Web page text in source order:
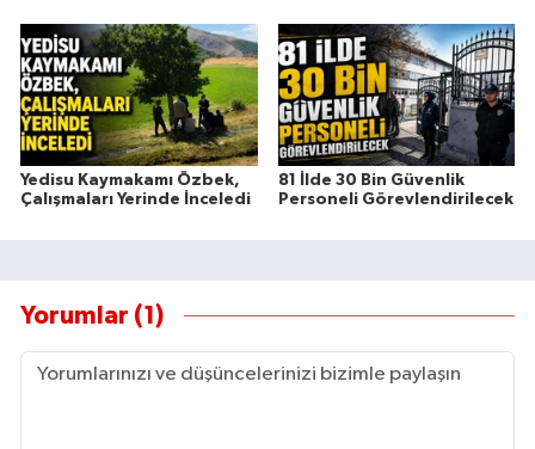
Yedisu Kaymakamı Özbek,
Çalışmaları Yerinde İnceledi
81 İlde 30 Bin Güvenlik
Personeli Görevlendirilecek
Yorumlar (1)